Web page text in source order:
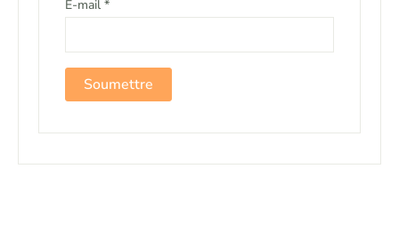
E-mail *